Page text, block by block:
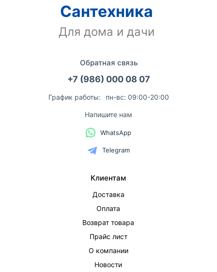
Сантехника
Для дома и дачи
Обратная связь
+7 (986) 000 08 07
График работы: пн-вс: 09:00-20:00
Напишите нам
WhatsApp
Telegram
Клиентам
Доставка
Оплата
Возврат товара
Прайс лист
О компании
Новости